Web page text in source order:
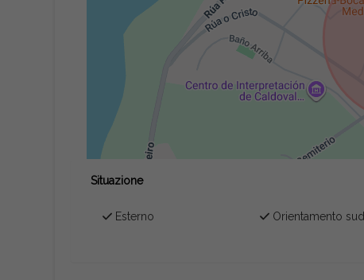
Situazione
Esterno Orientamento sud